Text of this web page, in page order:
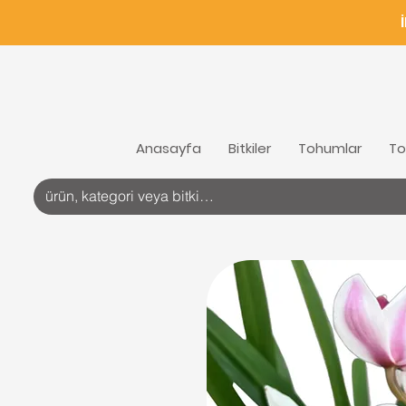
Anasayfa Bitkiler Tohumlar